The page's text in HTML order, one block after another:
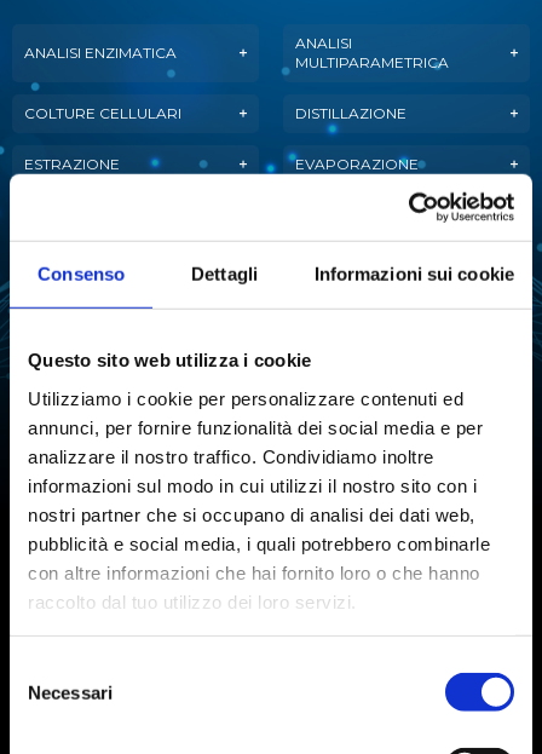
Consenso Dettagli Informazioni sui cookie
Questo sito web utilizza i cookie
Utilizziamo i cookie per personalizzare contenuti ed
annunci, per fornire funzionalità dei social media e per
analizzare il nostro traffico. Condividiamo inoltre
informazioni sul modo in cui utilizzi il nostro sito con i
nostri partner che si occupano di analisi dei dati web,
pubblicità e social media, i quali potrebbero combinarle
con altre informazioni che hai fornito loro o che hanno
raccolto dal tuo utilizzo dei loro servizi.
delNecessari
ANALISI ENZIMATICA
ANALISI
MULTIPARAMETRICA
COLTURE CELLULARI DISTILLAZIONE
ESTRAZIONE EVAPORAZIONE
LIOFILIZZAZIONE
MANIPOLAZIONE LIQUIDI
PURIFICAZIONE
DELL'ACQUA
DELL'ACQUA
SINTESI CHIMICA STABILITÀ TARTARICA
TITOLAZIONE
Iscriviti alla Newsletter
Presto il consenso al trattamento dei dati personali dopo aver preso